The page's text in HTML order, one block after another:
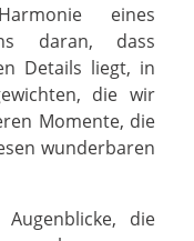
eines
daran, dass
Details liegt, in
die wir
Momente, die
wunderbaren
die